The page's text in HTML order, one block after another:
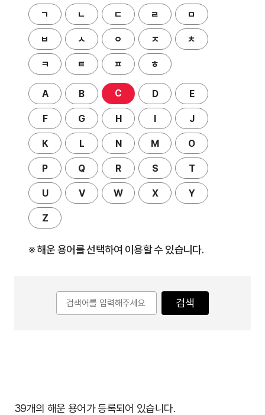
ㄱ ㄴ ㄷ ㄹ ㅁ
ㅂ ㅅ ㅇ ㅈ ㅊ
ㅋ ㅌ ㅍ ㅎ
A B C D E
F G H I J
K L N M O
P Q R S T
U V W X Y
Z
※ 해운 용어를 선택하여 이용할 수 있습니다.
검색
39개의 해운 용어가 등록되어 있습니다.